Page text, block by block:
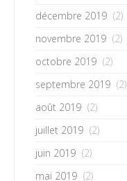
décembre 2019 (2)
novembre 2019 (2)
octobre 2019 (2)
septembre 2019 (2)
août 2019 (2)
juillet 2019 (2)
juin 2019 (2)
mai 2019 (2)